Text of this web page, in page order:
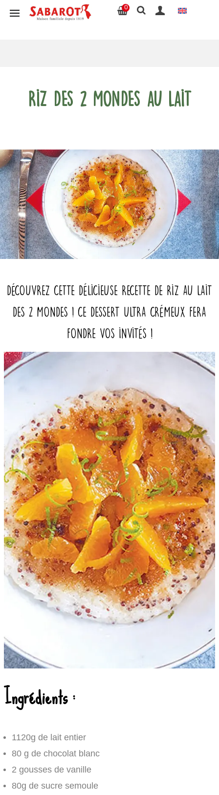
0
Riz des 2 mondes au lait
Découvrez cette délicieuse recette de riz au lait
des 2 mondes ! Ce dessert ultra crémeux fera
fondre vos invités !
Ingrédients :
1120g de lait entier
80 g de chocolat blanc
2 gousses de vanille
80g de sucre semoule